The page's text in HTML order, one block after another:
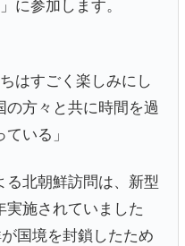
に参加します。
はすごく楽しみにし
の方々と共に時間を過
いる」
北朝鮮訪問は、新型
実施されていました
国境を封鎖したため